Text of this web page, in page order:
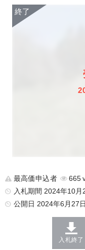
最高価申込者 665
入札期間 2024年10
公開日 2024年6月27
入札終了